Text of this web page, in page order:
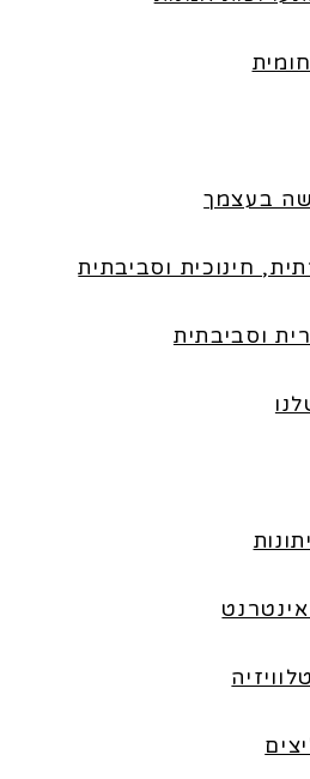
בעצמך
חינוכית וסביבתית
וסביבתית